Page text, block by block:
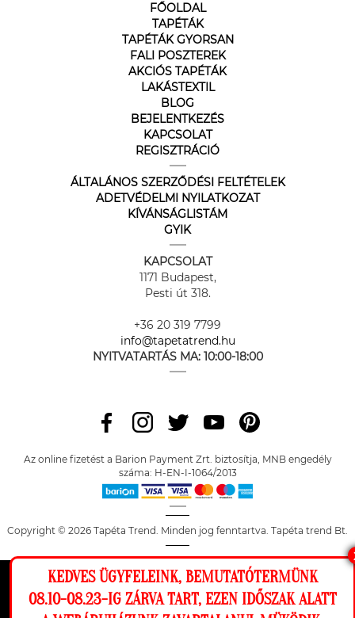
Ez a weboldal cookie-kat használ, hogy a
lehető legjobb élményt nyújtsa honlapunkon.
FŐOLDAL
TAPÉTÁK
TAPÉTÁK GYORSAN
FALI POSZTEREK
AKCIÓS TAPÉTÁK
LAKÁSTEXTIL
BLOG
BEJELENTKEZÉS
KAPCSOLAT
REGISZTRÁCIÓ
ÁLTALÁNOS SZERZŐDÉSI FELTÉTELEK
ADETVÉDELMI NYILATKOZAT
KÍVÁNSÁGLISTÁM
GYIK
KAPCSOLAT
1171 Budapest,
Pesti út 318.
+36 20 319 7799
info@tapetatrend.hu
NYITVATARTÁS MA: 10:00-18:00
Az online fizetést a Barion Payment Zrt. biztosítja, MNB engedély
száma: H-EN-I-1064/2013
Copyright © 2026 Tapéta Trend. Minden jog fenntartva. Tapéta trend Bt.
KEDVES ÜGYFELEINK, BEMUTATÓTERMÜNK
08.10-08.23-IG ZÁRVA TART, EZEN IDŐSZAK ALATT